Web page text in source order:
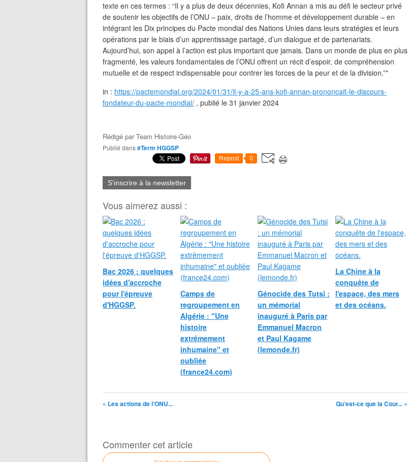
texte en ces termes : “Il y a plus de deux décennies, Kofi Annan a mis au défi le secteur privé
de soutenir les objectifs de l’ONU – paix, droits de l’homme et développement durable – en
intégrant les Dix principes du Pacte mondial des Nations Unies dans leurs stratégies et leurs
opérations par le biais d’un apprentissage partagé, d’un dialogue et de partenariats.
Aujourd’hui, son appel à l’action est plus important que jamais. Dans un monde de plus en plus
fragmenté, les valeurs fondamentales de l’ONU offrent un récit d’espoir, de compréhension
mutuelle et de respect indispensable pour contrer les forces de la peur et de la division.”"
in : https://pactemondial.org/2024/01/31/il-y-a-25-ans-kofi-annan-prononcait-le-discours-
fondateur-du-pacte-mondial/ , publié le 31 janvier 2024
Rédigé parTeam Histoire-Géo
Publié dans#Term HGGSP
Repost 0
S'inscrire à la newsletter
Vous aimerez aussi :
Bac 2026 : quelques
idées d'accroche
pour l'épreuve
d'HGGSP.
Camps de
regroupement en
Algérie : "Une
histoire
extrêmement
inhumaine" et
oubliée
(france24.com)
Génocide des Tutsi :
un mémorial
inauguré à Paris par
Emmanuel Macron
et Paul Kagame
(lemonde.fr)
La Chine à la
conquête de
l'espace, des mers
et des océans.
« Les actions de l’ONU... Qu’est-ce que la Cour... »
Commenter cet article